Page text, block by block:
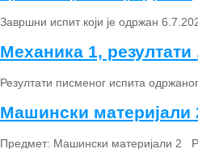
Завршни испит који је одржан
Механика 1, резултати
Резултати писменог испита
Машински материјали
Предмет: Машински материјали 2